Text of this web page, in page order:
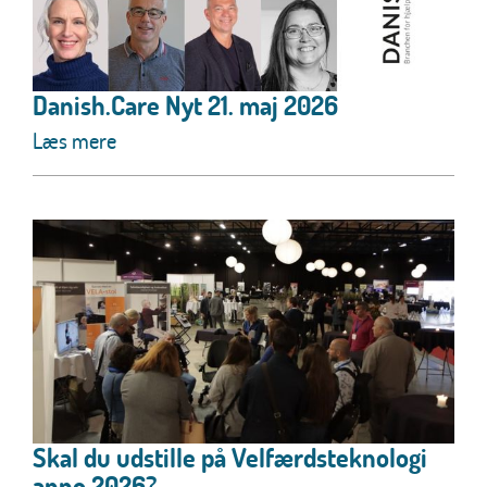
Danish.Care Nyt 21. maj 2026
Læs mere
Skal du udstille på Velfærdsteknologi